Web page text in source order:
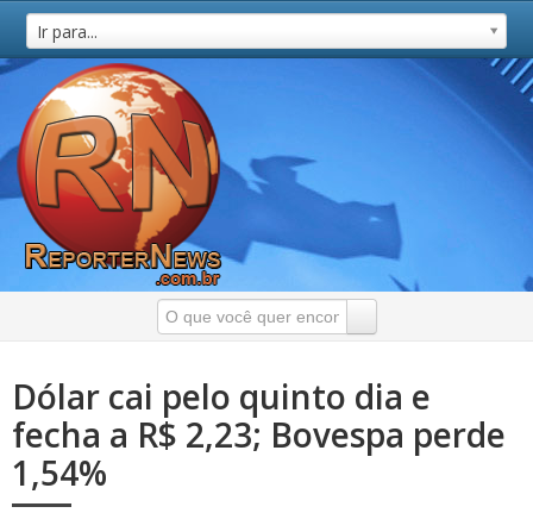
Ir para...
Dólar cai pelo quinto dia e
fecha a R$ 2,23; Bovespa perde
1,54%